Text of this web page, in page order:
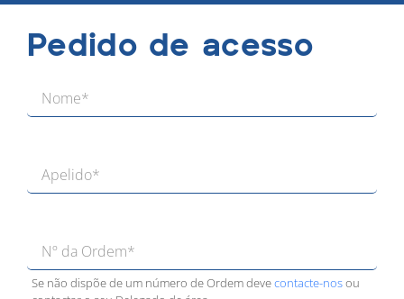
Pedido de acesso
Se não dispõe de um número de Ordem devecontacte-nosou